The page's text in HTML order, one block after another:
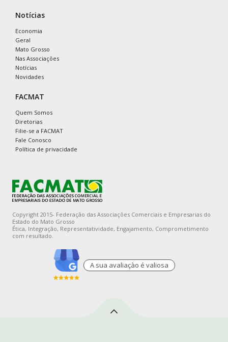
Notícias
Economia
Geral
Mato Grosso
Nas Associações
Notícias
Novidades
FACMAT
Quem Somos
Diretorias
Filie-se a FACMAT
Fale Conosco
Política de privacidade
Copyright 2015- Federação das Associações Comerciais e Empresarias do
Estado do Mato Grosso
Ética, Integração, Representatividade, Engajamento, Comprometimento
com resultado.
A sua avaliaçào é valiosa